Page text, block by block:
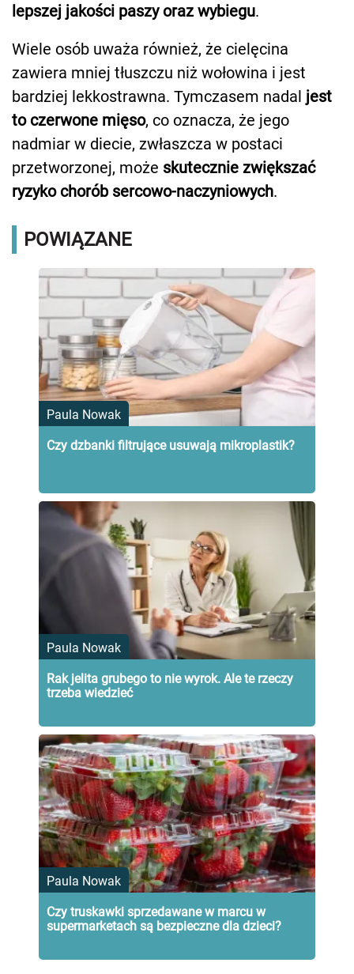
lepszej jakości paszy oraz wybiegu.
Wiele osób uważa również, że cielęcina
zawiera mniej tłuszczu niż wołowina i jest
bardziej lekkostrawna. Tymczasem nadal jest
to czerwone mięso, co oznacza, że jego
nadmiar w diecie, zwłaszcza w postaci
przetworzonej, może skutecznie zwiększać
ryzyko chorób sercowo-naczyniowych.
POWIĄZANE
Paula Nowak
Czy dzbanki filtrujące usuwają mikroplastik?
Paula Nowak
Rak jelita grubego to nie wyrok. Ale te rzeczy
trzeba wiedzieć
Paula Nowak
Czy truskawki sprzedawane w marcu w
supermarketach są bezpieczne dla dzieci?